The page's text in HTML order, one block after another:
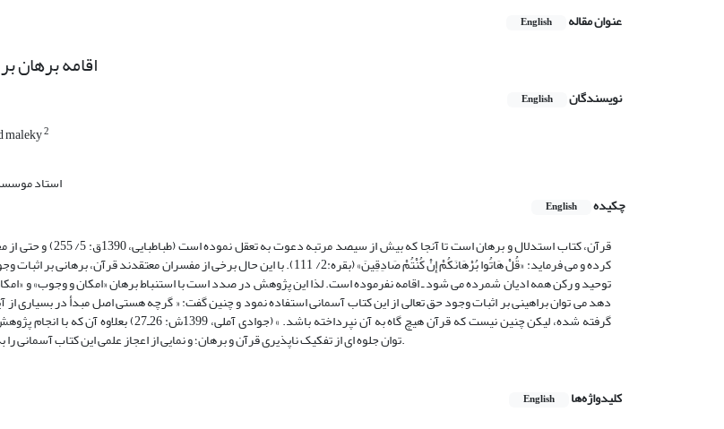
عنوان مقاله English
اقامه برهان
نویسندگان English
maleky2
استاد
چکیده
English
قرآن، کتاب استدلال و برهان است تا آنجا
کرده و می فرماید: «قُلْ هَاتُوا بُرْهَانَکُمْ إِنْ کُنْتُمْ صَادِقِینَ» (بقره:2/ 111). با این حال برخی از مفسران معتقدند
توحید و رکن همه ادیان شمرده می شود ـ اقامه نفرموده است. لذا این پژوهش در صدد است با استنباط برهان «امکان و وجوب» و
دهد می توان براهینی بر اثبات وجود حق تعالی از این کتاب آسمانی استفاده نمود و چنین گفت: « گرچه هستی اصل مبدأ در بسیاری
گرفته شده، لیکن چنین نیست که قرآن هیچ گاه به آن نپرداخته باشد. » (جوادی
توان جلوه ای از تفکیک ناپذیری قرآن و برهان؛ و نمایی از اعجاز علمی این کتاب آسمانی را به سهم خود آشکار کرد.
کلیدواژه‌ها English